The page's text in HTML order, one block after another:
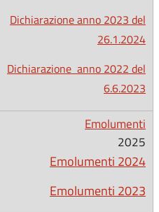
Dichiarazione anno 2023 del
26.1.2024
Dichiarazione anno 2022 del
6.6.2023
Emolumenti
2025
Emolumenti 2024
Emolumenti 2023